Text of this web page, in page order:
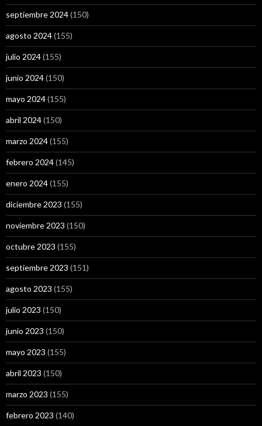
septiembre 2024(150)
agosto 2024(155)
julio 2024(155)
junio 2024(150)
mayo 2024(155)
abril 2024(150)
marzo 2024(155)
febrero 2024(145)
enero 2024(155)
diciembre 2023 (155)
noviembre 2023 (150)
octubre 2023 (155)
septiembre 2023 (151)
agosto 2023 (155)
julio 2023 (150)
junio 2023 (150)
mayo 2023 (155)
abril 2023 (150)
marzo 2023 (155)
febrero 2023 (140)